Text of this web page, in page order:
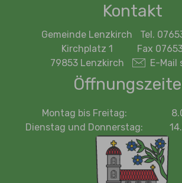
Kontakt
Gemeinde Lenzkirch
Kirchplatz 1
79853 Lenzkirch
Tel.
Fax
E-Mail
Montag bis Freitag:
Dienstag und Donnerstag: